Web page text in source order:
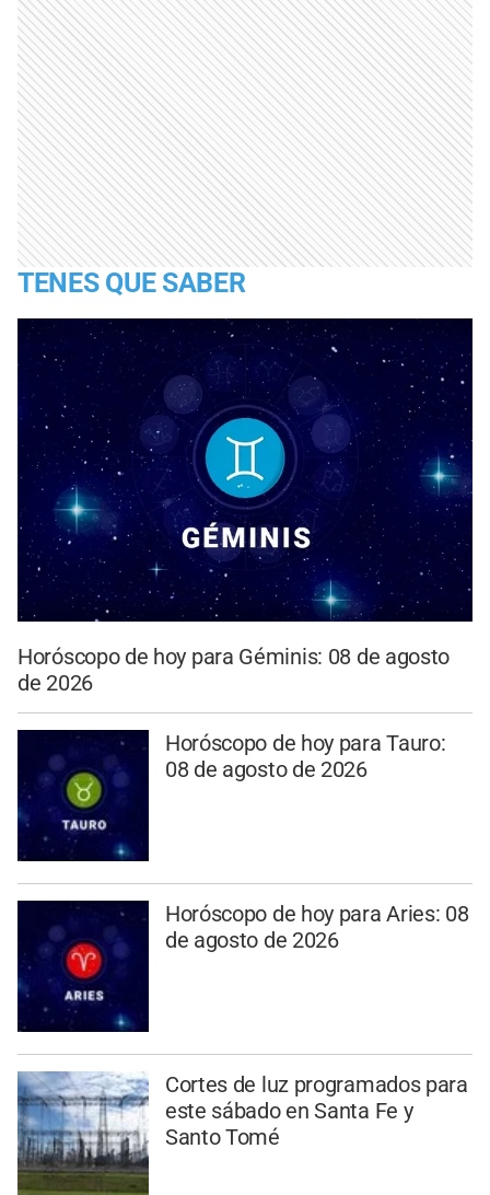
TENES QUE SABER
Horóscopo de hoy para Géminis: 08 de agosto
de 2026
Horóscopo de hoy para Tauro:
08 de agosto de 2026
Horóscopo de hoy para Aries: 08
de agosto de 2026
Cortes de luz programados para
este sábado en Santa Fe y
Santo Tomé